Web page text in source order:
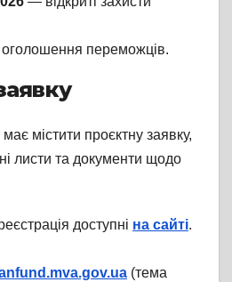
переможців.
містити проєктну заявку,
листи та документи щодо
доступні на сайті.
(тема